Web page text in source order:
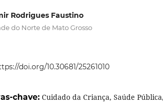
Rodrigues Faustino
do Norte de Mato Grosso
doi.org/10.30681/25261010
chave: Cuidado da Criança, Saúde